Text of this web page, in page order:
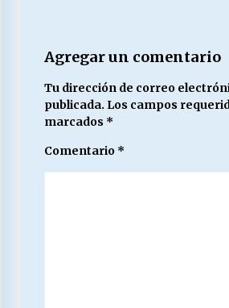
Agregar un comentario
Tu dirección de correo
publicada. Los campos
marcados *
Comentario *